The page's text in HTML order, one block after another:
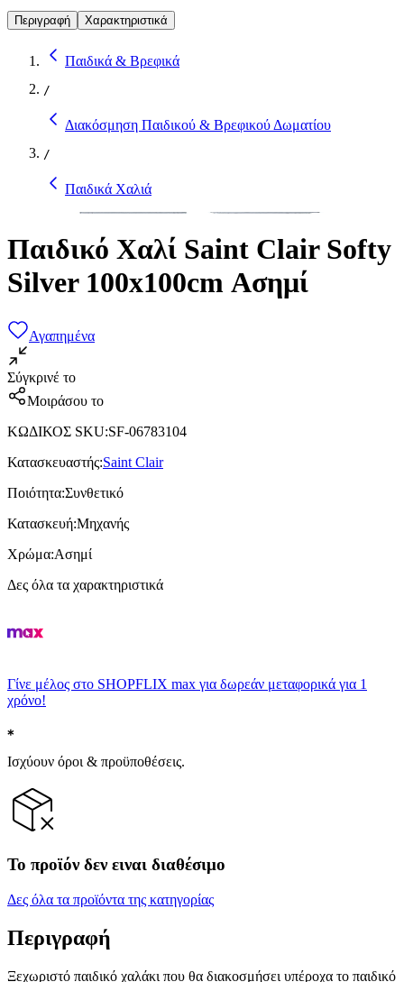
Περιγραφή Χαρακτηριστικά
Παιδικά & Βρεφικά
/
Διακόσμηση Παιδικού & Βρεφικού Δωματίου
/
Παιδικά Χαλιά
Παιδικό Χαλί Saint Clair Softy
Silver 100x100cm Ασημί
Αγαπημένα
Σύγκρινέ το
Μοιράσου το
ΚΩΔΙΚΟΣ SKU:SF-06783104
Κατασκευαστής:Saint Clair
Ποιότητα:Συνθετικό
Κατασκευή:Μηχανής
Χρώμα:Ασημί
Δες όλα τα χαρακτηριστικά
Γίνε μέλος στο SHOPFLIX max για δωρεάν μεταφορικά για 1
χρόνο!
Ισχύουν όροι & προϋποθέσεις.
Το προϊόν δεν ειναι διαθέσιμο
Δες όλα τα προϊόντα της κατηγορίας
Περιγραφή
Ξεχωριστό παιδικό χαλάκι που θα διακοσμήσει υπέροχα το παιδικό